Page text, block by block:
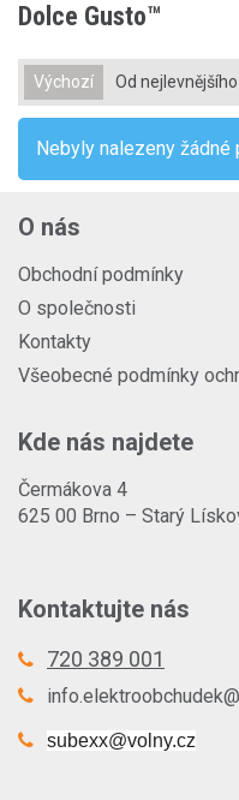
Dolce Gusto™
Výchozí Od nejlevnějšího
Nebyly nalezeny žádné
O nás
Obchodní podmínky
O společnosti
Kontakty
Všeobecné podmínky
Kde nás najdete
Čermákova 4
625 00 Brno – Starý
Kontaktujte nás
720 389 001
subexx@volny.cz